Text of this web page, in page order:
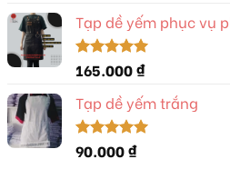
5 sao
là:
Tạp dề yếm phục vụ
Được xếp
hạng 5.00
5 sao
165.000₫
Tạp dề yếm trắng
Được xếp
hạng5.00
90.000₫